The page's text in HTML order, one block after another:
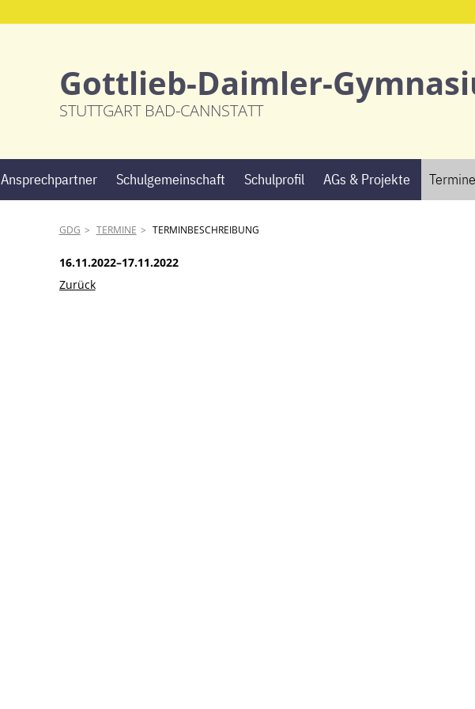
Gottlieb-Daimler-
STUTTGART BAD-CANNSTATT
überspringen
Ansprechpartner Schulgemeinschaft Schulprofil AGs & Projekte Termine
GDG TERMINE TERMINBESCHREIBUNG
16.11.2022–17.11.2022
Zurück